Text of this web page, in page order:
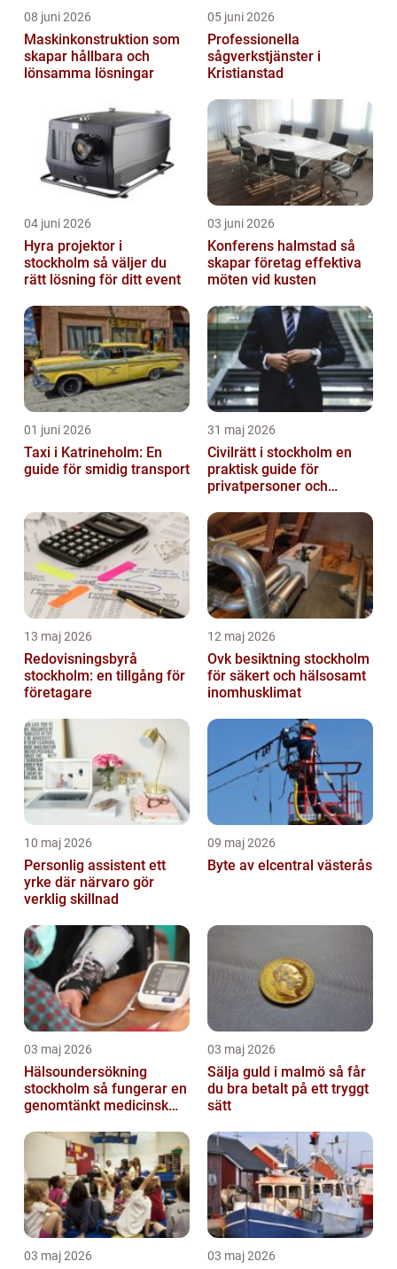
08 juni 2026
Maskinkonstruktion som
skapar hållbara och
lönsamma lösningar
05 juni 2026
Professionella
sågverkstjänster i
Kristianstad
04 juni 2026
Hyra projektor i
stockholm så väljer du
rätt lösning för ditt event
03 juni 2026
Konferens halmstad så
skapar företag effektiva
möten vid kusten
01 juni 2026
Taxi i Katrineholm: En
guide för smidig transport
31 maj 2026
Civilrätt i stockholm en
praktisk guide för
privatpersoner och
13 maj 2026
Redovisningsbyrå
stockholm: en tillgång för
företagare
12 maj 2026
Ovk besiktning stockholm
för säkert och hälsosamt
inomhusklimat
10 maj 2026
Personlig assistent ett
yrke där närvaro gör
verklig skillnad
09 maj 2026
Byte av elcentral västerås
03 maj 2026
Hälsoundersökning
stockholm så fungerar en
genomtänkt medicinsk
03 maj 2026
Sälja guld i malmö så får
du bra betalt på ett tryggt
sätt
03 maj 2026 03 maj 2026